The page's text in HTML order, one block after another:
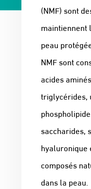
(NMF) sont
maintiennent
peau
NMF sont
acides
triglycérides,
saccharides,
hyaluronique
composés
dans la peau.